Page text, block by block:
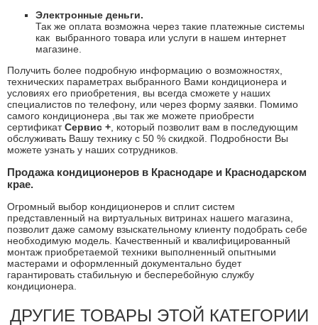
Электронные деньги.
Так же оплата возможна через такие платежные системы
как выбранного товара или услуги в нашем интернет
магазине.
Получить более подробную информацию о возможностях,
технических параметрах выбранного Вами кондиционера и
условиях его приобретения, вы всегда сможете у наших
специалистов по телефону, или через форму заявки. Помимо
самого кондиционера ,вы так же можете приобрести
сертификатСервис + , который позволит вам в последующим
обслуживать Вашу технику с 50 % скидкой. Подробности Вы
можете узнать у наших сотрудников.
Продажа кондиционеров в Краснодаре и Краснодарском
крае.
Огромный выбор кондиционеров и сплит систем
представленный на виртуальных витринах нашего магазина,
позволит даже самому взыскательному клиенту подобрать себе
необходимую модель. Качественный и квалифицированный
монтаж приобретаемой техники выполненный опытными
мастерами и оформленный документально будет
гарантировать стабильную и бесперебойную службу
кондиционера.
ДРУГИЕ ТОВАРЫ ЭТОЙ КАТЕГОРИИ